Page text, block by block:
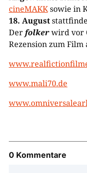
cineMAKKsowie in
18. August
Derfolkerwird vor
Rezension zum
www.mali70.de
0 Kommentare